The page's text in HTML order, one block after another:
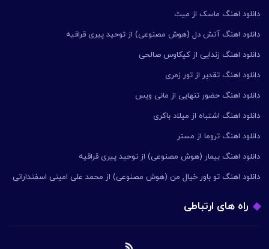
دانلود اهنگ ماسک از میث
دانلود اهنگ آتش دل (هوش مصنوعی) از توحید پیری قراقیه
دانلود اهنگ زندایی از کیکاوس صالحی
دانلود اهنگ تقدیر از تور زمری
دانلود اهنگ حضور تنهایی از مانی ویس
دانلود اهنگ اشتباه از میلاد باکری
دانلود اهنگ تروما از مستر
دانلود اهنگ بیمار (هوش مصنوعی) از توحید پیری قراقیه
دانلود اهنگ تو باور خیال من (هوش مصنوعی) از محمد علی امینی اسفندارانی
راه های ارتباطی